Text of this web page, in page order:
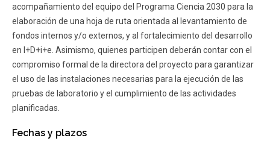
acompañamiento del equipo del Programa Ciencia 2030 para la
elaboración de una hoja de ruta orientada al levantamiento de
fondos internos y/o externos, y al fortalecimiento del desarrollo
en I+D+i+e. Asimismo, quienes participen deberán contar con el
compromiso formal de la directora del proyecto para garantizar
el uso de las instalaciones necesarias para la ejecución de las
pruebas de laboratorio y el cumplimiento de las actividades
planificadas.
Fechas y plazos